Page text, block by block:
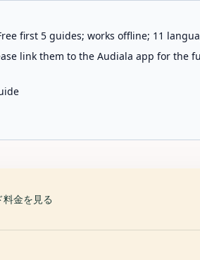
first 5 guides; works offline; 11
link them to the Audiala app for the
料金を見る